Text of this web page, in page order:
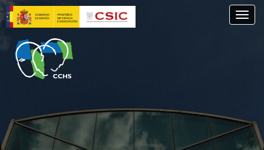
Pasar
al
contenido
principal